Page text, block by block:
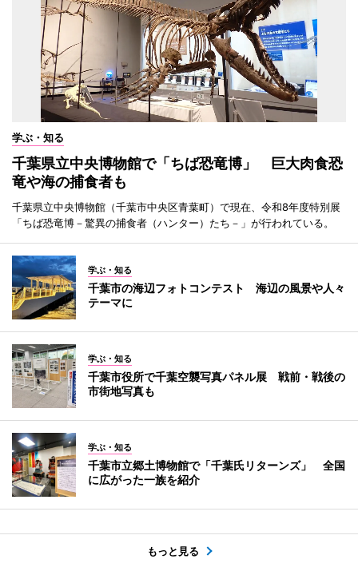
学ぶ・知る
千葉県立中央博物館で「ちば恐竜博」 巨大肉食恐
竜や海の捕食者も
千葉県立中央博物館（千葉市中央区青葉町）で現在、令和8年度特別展
「ちば恐竜博－驚異の捕食者（ハンター）たち－」が行われている。
学ぶ・知る
千葉市の海辺フォトコンテスト 海辺の風景や人々
テーマに
学ぶ・知る
千葉市役所で千葉空襲写真パネル展 戦前・戦後の
市街地写真も
学ぶ・知る
千葉市立郷土博物館で「千葉氏リターンズ」 全国
に広がった一族を紹介
もっと見る